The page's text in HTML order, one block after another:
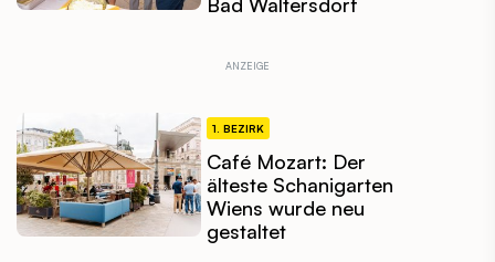
1. BEZIRK
Café Mozart: Der
älteste Schanigarten
Wiens wurde neu
gestaltet